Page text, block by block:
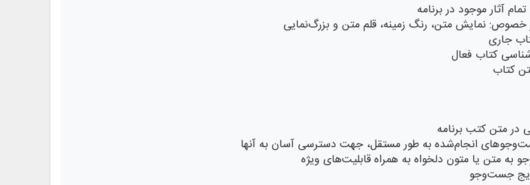
آثار موجود در برنامه
خصوص: نمایش متن، رنگ زمینه، قلم متن و بزرگ‌نمایی
جاری
کتاب فعال
کتاب
متن کتب برنامه
انجام‌‌‌شده به طور مستقل، جهت دسترسی ‌آسان به آنها
متن یا متون دلخواه به همراه قابلیت‌های ویژه
جست‌وجو